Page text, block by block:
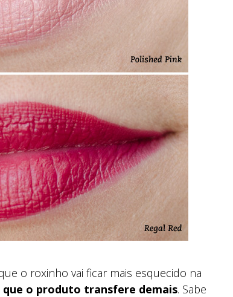
o roxinho vai ficar mais esquecido na
que o produto transfere demais. Sabe